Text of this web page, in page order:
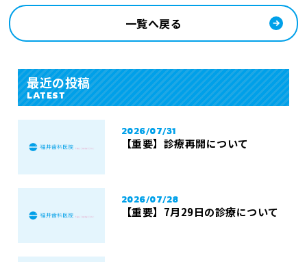
一覧へ戻る
最近の投稿
LATEST
2026/07/31
【重要】診療再開について
2026/07/28
【重要】7月29日の診療について